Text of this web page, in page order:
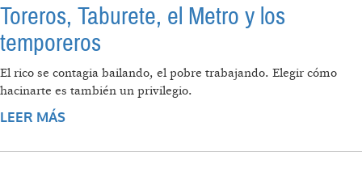
Toreros, Taburete, el Metro y los
temporeros
El rico se contagia bailando, el pobre trabajando. Elegir cómo
hacinarte es también un privilegio.
LEER MÁS